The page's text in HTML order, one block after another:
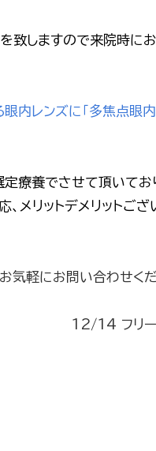
致しますので来院時に
内レンズに「多焦点眼内
療養でさせて頂いてお
メリットデメリットござ
気軽にお問い合わせく
12/14 フリー